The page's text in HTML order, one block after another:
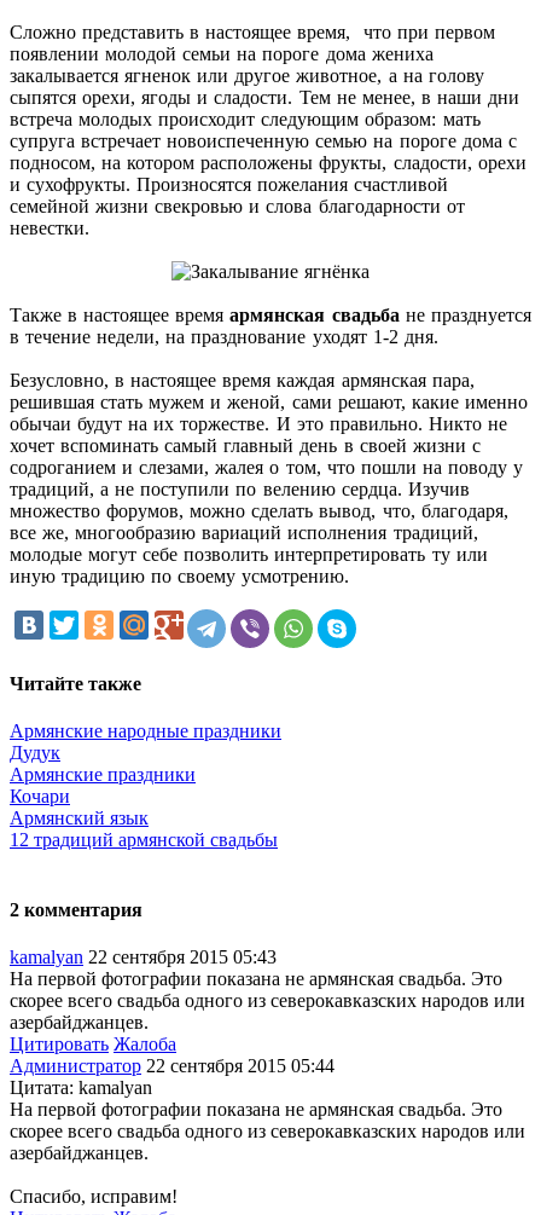
Сложно представить в настоящее время, что при первом
появлении молодой семьи на пороге дома жениха
закалывается ягненок или другое животное, а на голову
сыпятся орехи, ягоды и сладости. Тем не менее, в наши дни
встреча молодых происходит следующим образом: мать
супруга встречает новоиспеченную семью на пороге дома с
подносом, на котором расположены фрукты, сладости, орехи
и сухофрукты. Произносятся пожелания счастливой
семейной жизни свекровью и слова благодарности от
невестки.
Также в настоящее времяармянская свадьба не празднуется
в течение недели, на празднование уходят 1-2 дня.
Безусловно, в настоящее время каждая армянская пара,
решившая стать мужем и женой, сами решают, какие именно
обычаи будут на их торжестве. И это правильно. Никто не
хочет вспоминать самый главный день в своей жизни с
содроганием и слезами, жалея о том, что пошли на поводу у
традиций, а не поступили по велению сердца. Изучив
множество форумов, можно сделать вывод, что, благодаря,
все же, многообразию вариаций исполнения традиций,
молодые могут себе позволить интерпретировать ту или
иную традицию по своему усмотрению.
Читайте также
Армянские народные праздники
Дудук
Армянские праздники
Кочари
Армянский язык
12 традиций армянской свадьбы
2 комментария
kamalyan 22 сентября 2015 05:43
На первой фотографии показана не армянская свадьба. Это
скорее всего свадьба одного из северокавказских народов или
азербайджанцев.
Цитировать Жалоба
Администратор 22 сентября 2015 05:44
Цитата: kamalyan
На первой фотографии показана не армянская свадьба. Это
скорее всего свадьба одного из северокавказских народов или
азербайджанцев.
Спасибо, исправим!